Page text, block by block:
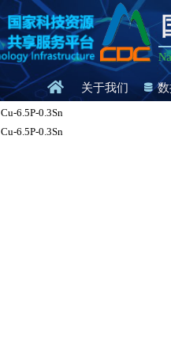
关于我们 数
Cu-6.5P-0.3Sn
Cu-6.5P-0.3Sn